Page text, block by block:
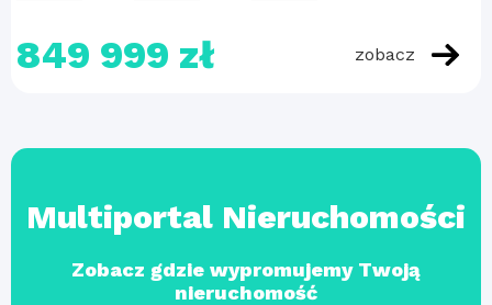
849 999 zł zobacz
Multiportal Nieruchomości
Zobacz gdzie wypromujemy Twoją
nieruchomość